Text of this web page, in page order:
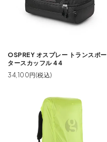
OSPREY オスプレー トランスポー
タースカッフル 44
34,100円(税込)